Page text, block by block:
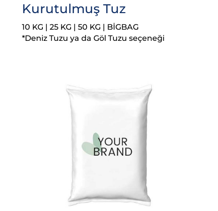
Kurutulmuş Tuz
10 KG | 25 KG | 50 KG | BİGBAG
*Deniz Tuzu ya da Göl Tuzu seçeneği